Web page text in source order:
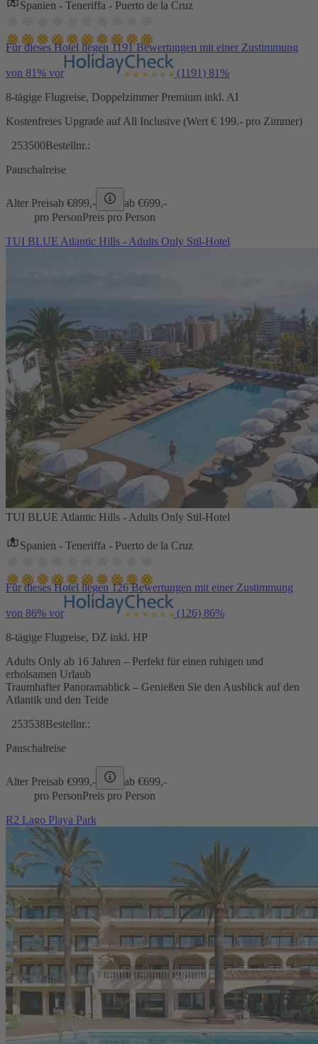
Spanien - Teneriffa - Puerto de la Cruz
Für dieses Hotel liegen 1191 Bewertungen mit einer Zustimmung
von 81% vor (1191) 81%
8-tägige Flugreise, Doppelzimmer Premium inkl. AI
Kostenfreies Upgrade auf All Inclusive (Wert € 199.- pro Zimmer)
253500Bestellnr.:
Pauschalreise
Alter Preisab €899,- ab €699,-
pro PersonPreis pro Person
TUI BLUE Atlantic Hills - Adults Only Stil-Hotel
TUI BLUE Atlantic Hills - Adults Only Stil-Hotel
Spanien - Teneriffa - Puerto de la Cruz
Für dieses Hotel liegen 126 Bewertungen mit einer Zustimmung
von 86% vor (126) 86%
8-tägige Flugreise, DZ inkl. HP
Adults Only ab 16 Jahren – Perfekt für einen ruhigen und
erholsamen Urlaub
Traumhafter Panoramablick – Genießen Sie den Ausblick auf den
Atlantik und den Teide
253538Bestellnr.:
Pauschalreise
Alter Preisab €999,- ab €699,-
pro PersonPreis pro Person
R2 Lago Playa Park